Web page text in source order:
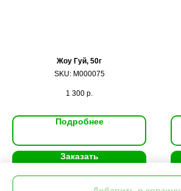
Жоу Гуй, 50г
SKU: M000075
1 300 р.
Подробнее
Заказать